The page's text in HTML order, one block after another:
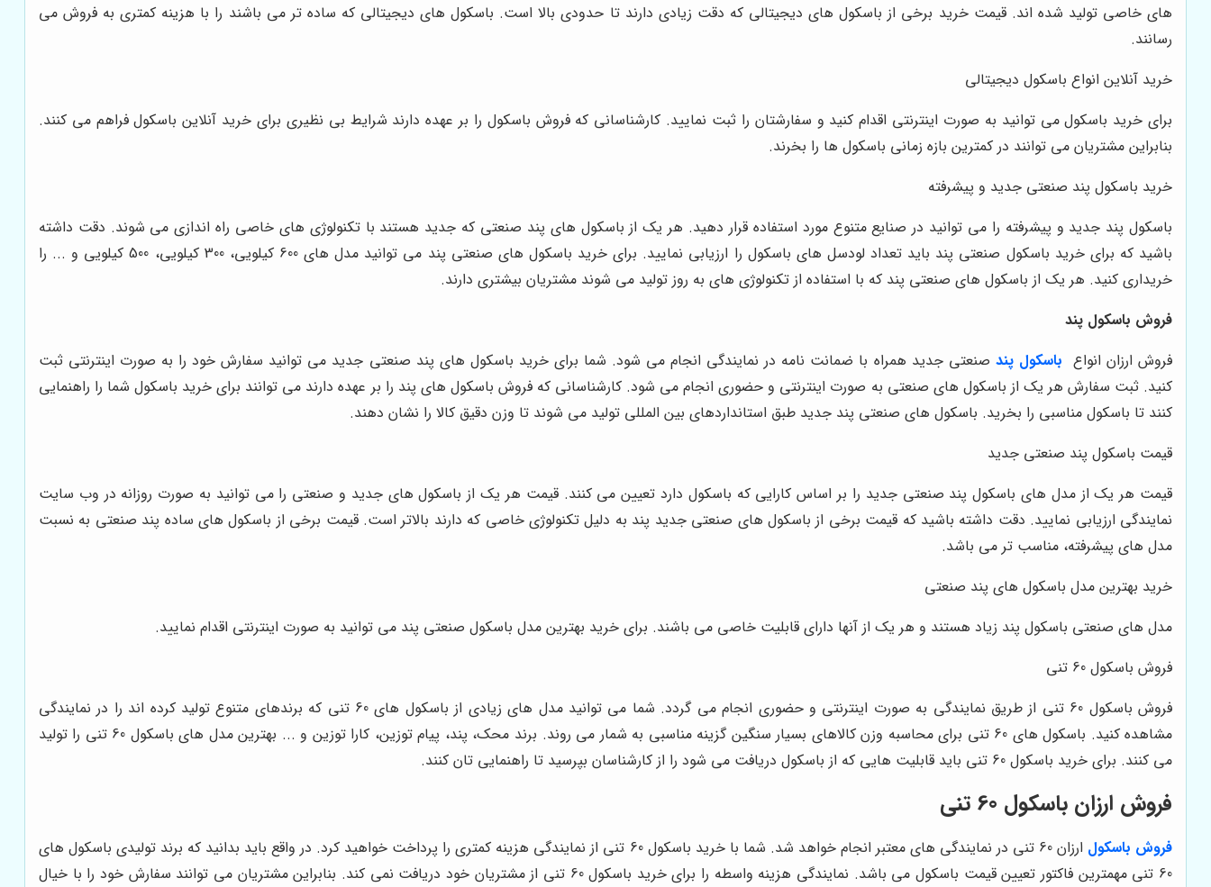
های خاصی تولید شده اند. قیمت خرید برخی از باسکول های دیجیتالی که دقت زیادی دارند تا حدودی بالا است. باسکول های دیجیتالی که ساده تر می باشند را با هزینه کمتری به فروش می
رسانند.
خرید آنلاین انواع باسکول دیجیتالی
برای خرید باسکول می توانید به صورت اینترنتی اقدام کنید و سفارشتان را ثبت نمایید. کارشناسانی که فروش باسکول را بر عهده دارند شرایط بی نظیری برای خرید آنلاین باسکول فراهم می کنند.
بنابراین مشتریان می توانند در کمترین بازه زمانی باسکول ها را بخرند.
خرید باسکول پند صنعتی جدید و پیشرفته
باسکول پند جدید و پیشرفته را می توانید در صنایع متنوع مورد استفاده قرار دهید. هر یک از باسکول های پند صنعتی که جدید هستند با تکنولوژی های خاصی راه اندازی می شوند. دقت داشته
باشید که برای خرید باسکول صنعتی پند باید تعداد لودسل های باسکول را ارزیابی نمایید. برای خرید باسکول های صنعتی پند می توانید مدل های 600 کیلویی، 300 کیلویی، 500 کیلویی و ... را
خریداری کنید. هر یک از باسکول های صنعتی پند که با استفاده از تکنولوژی های به روز تولید می شوند مشتریان بیشتری دارند.
فروش باسکول پند
فروش ارزان انواع باسکول پند صنعتی جدید همراه با ضمانت نامه در نمایندگی انجام می شود. شما برای خرید باسکول های پند صنعتی جدید می توانید سفارش خود را به صورت اینترنتی ثبت
کنید. ثبت سفارش هر یک از باسکول های صنعتی به صورت اینترنتی و حضوری انجام می شود. کارشناسانی که فروش باسکول های پند را بر عهده دارند می توانند برای خرید باسکول شما را راهنمایی
کنند تا باسکول مناسبی را بخرید. باسکول های صنعتی پند جدید طبق استانداردهای بین المللی تولید می شوند تا وزن دقیق کالا را نشان دهند.
قیمت باسکول پند صنعتی جدید
قیمت هر یک از مدل های باسکول پند صنعتی جدید را بر اساس کارایی که باسکول دارد تعیین می کنند. قیمت هر یک از باسکول های جدید و صنعتی را می توانید به صورت روزانه در وب سایت
نمایندگی ارزیابی نمایید. دقت داشته باشید که قیمت برخی از باسکول های صنعتی جدید پند به دلیل تکنولوژی خاصی که دارند بالاتر است. قیمت برخی از باسکول های ساده پند صنعتی به نسبت
مدل های پیشرفته، مناسب تر می باشد.
خرید بهترین مدل باسکول های پند صنعتی
مدل های صنعتی باسکول پند زیاد هستند و هر یک از آنها دارای قابلیت خاصی می باشند. برای خرید بهترین مدل باسکول صنعتی پند می توانید به صورت اینترنتی اقدام نمایید.
فروش باسکول 60 تنی
فروش باسکول 60 تنی از طریق نمایندگی به صورت اینترنتی و حضوری انجام می گردد. شما می توانید مدل های زیادی از باسکول های 60 تنی که برندهای متنوع تولید کرده اند را در نمایندگی
مشاهده کنید. باسکول های 60 تنی برای محاسبه وزن کالاهای بسیار سنگین گزینه مناسبی به شمار می روند. برند محک، پند، پیام توزین، کارا توزین و ... بهترین مدل های باسکول 60 تنی را تولید
می کنند. برای خرید باسکول 60 تنی باید قابلیت هایی که از باسکول دریافت می شود را از کارشناسان بپرسید تا راهنمایی تان کنند.
فروش ارزان باسکول 60 تنی
فروش باسکول
ارزان 60 تنی در نمایندگی های معتبر انجام خواهد شد. شما با خرید باسکول 60 تنی از نمایندگی هزینه کمتری را پرداخت خواهید کرد. در واقع باید بدانید که برند تولیدی باسکول های
60 تنی مهمترین فاکتور تعیین قیمت باسکول می باشد. نمایندگی هزینه واسطه را برای خرید باسکول 60 تنی از مشتریان خود دریافت نمی کند. بنابراین مشتریان می توانند سفارش خود را با خیال